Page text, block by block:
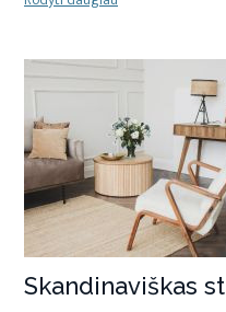
Skandinaviškas